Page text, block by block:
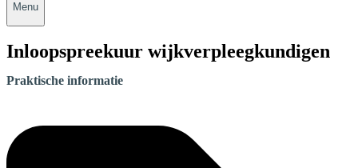
Menu
Inloopspreekuur wijkverpleegkundigen
Praktische informatie